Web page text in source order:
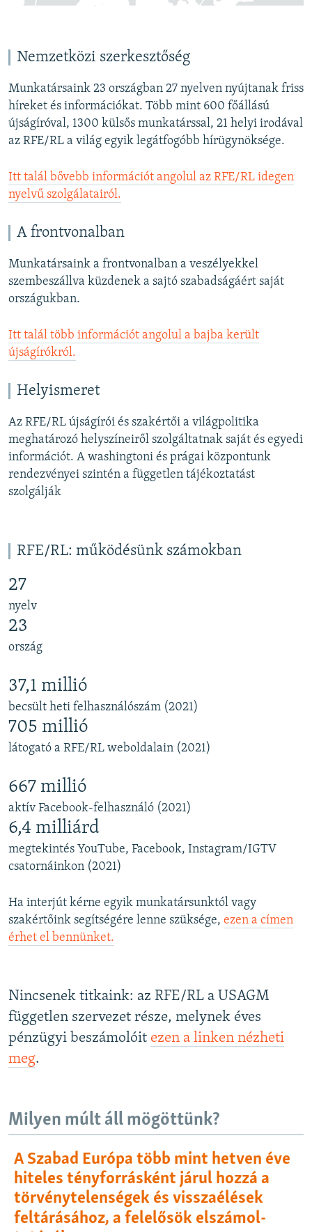
Nemzetközi szerkesztőség
Munkatársaink 23 országban 27 nyelven nyújtanak friss
híreket és információkat. Több mint 600 főállású
újságíróval, 1300 külsős munkatárssal, 21 helyi irodával
az RFE/RL a világ egyik legátfogóbb hírügynöksége.
Itt talál bővebb információt angolul az RFE/RL idegen
nyelvű szolgálatairól.
A frontvonalban
Munkatársaink a frontvonalban a veszélyekkel
szembeszállva küzdenek a sajtó szabadságáért saját
országukban.
Itt talál több információt angolul a bajba került
újságírókról.
Helyismeret
Az RFE/RL újságírói és szakértői a világpolitika
meghatározó helyszíneiről szolgáltatnak saját és egyedi
információt. A washingtoni és prágai központunk
rendezvényei szintén a független tájékoztatást
szolgálják
RFE/RL: működésünk számokban
27
nyelv
23
ország
37,1 millió
becsült heti felhasználószám (2021)
705 millió
látogató a RFE/RL weboldalain (2021)
667 millió
aktív Facebook-felhasználó (2021)
6,4 milliárd
megtekintés YouTube, Facebook, Instagram/IGTV
csatornáinkon (2021)
Ha interjút kérne egyik munkatársunktól vagy
szakértőink segítségére lenne szüksége, ezen a címen
érhet el bennünket.
Nincsenek titkaink: az RFE/RL a USAGM
független szervezet része, melynek éves
pénzügyi beszámolóit ezen a linken nézheti
meg.
Milyen múlt áll mögöttünk?